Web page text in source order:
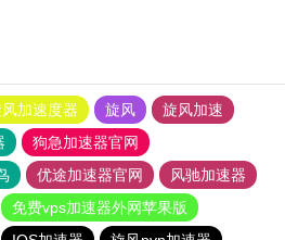
加速度器 旋风
旋风加速
狗急加速器官网
优途加速器官网
风驰加速器
免费vps加速器外网苹果版